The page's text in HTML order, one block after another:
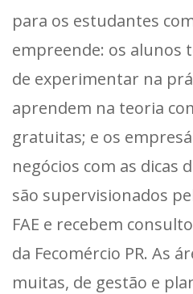
para os estudantes
empreende: os alunos
de experimentar na
aprendem na teoria
gratuitas; e os
negócios com as dicas
são supervisionados
FAE e recebem
da Fecomércio PR. As
muitas, de gestão e